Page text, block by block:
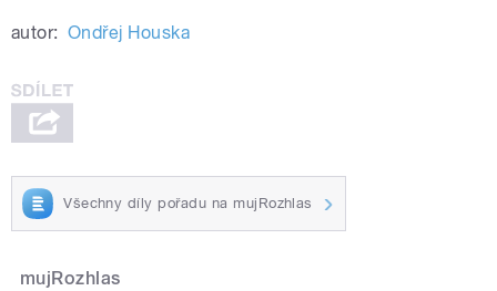
autor: Ondřej Houska
Všechny díly pořadu na mujRozhlas
mujRozhlas